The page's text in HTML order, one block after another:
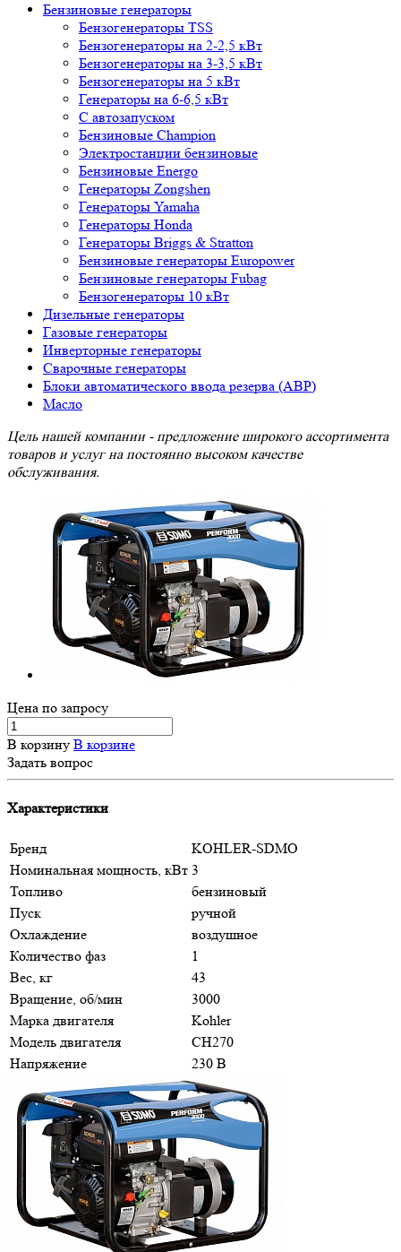
Бензиновые генераторы
Бензогенераторы TSS
Бензогенераторы на 2-2,5 кВт
Бензогенераторы на 3-3,5 кВт
Бензогенераторы на 5 кВт
Генераторы на 6-6,5 кВт
С автозапуском
Бензиновые Champion
Электростанции бензиновые
Бензиновые Energo
Генераторы Zongshen
Генераторы Yamaha
Генераторы Honda
Генераторы Briggs & Stratton
Бензиновые генераторы Europower
Бензиновые генераторы Fubag
Бензогенераторы 10 кВт
Дизельные генераторы
Газовые генераторы
Инверторные генераторы
Сварочные генераторы
Блоки автоматического ввода резерва (АВР)
Масло
Цель нашей компании - предложение широкого ассортимента
товаров и услуг на постоянно высоком качестве
обслуживания.
Цена по запросу
В корзину В корзине
Задать вопрос
Характеристики
Бренд
KOHLER-SDMO
Номинальная мощность, кВт 3
Топливо
бензиновый
Пуск
ручной
Охлаждение
воздушное
Количество фаз
1
Вес, кг
43
Вращение, об/мин
3000
Марка двигателя
Kohler
Модель двигателя
CH270
Напряжение
230 В